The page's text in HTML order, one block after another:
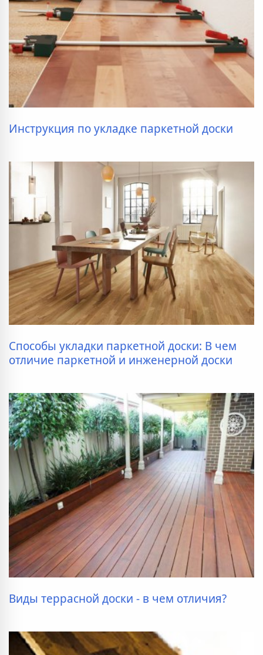
Инструкция по укладке паркетной доски
Способы укладки паркетной доски: В чем
отличие паркетной и инженерной доски
Виды террасной доски - в чем отличия?